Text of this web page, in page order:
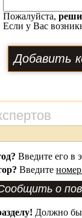
Пожалуйста,
Если у Вас
Введите его в
Введите
Должно